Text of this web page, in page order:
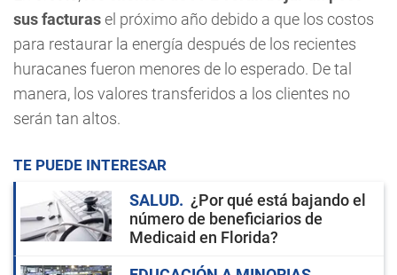
sus facturasel próximo año debido a que los costos
para restaurar la energía después de los recientes
huracanes fueron menores de lo esperado. De tal
manera, los valores transferidos a los clientes no
serán tan altos.
TE PUEDE INTERESAR
SALUD
¿Por qué está bajando el
número de beneficiarios de
Medicaid en Florida?